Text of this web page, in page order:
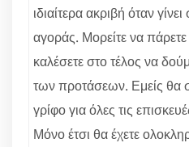
ιδιαίτερα ακριβή όταν
αγοράς. Μορείτε να
καλέσετε στο τέλος να
των προτάσεων. Εμείς θα
γρίφο για όλες τις
Μόνο έτσι θα έχετε